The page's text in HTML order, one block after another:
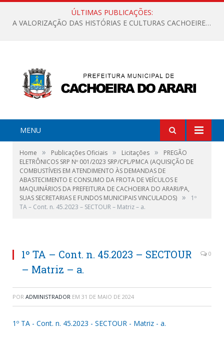
ÚLTIMAS PUBLICAÇÕES:
A VALORIZAÇÃO DAS HISTÓRIAS E CULTURAS CACHOEIRENSES
MENU
Home » Publicações Oficiais » Licitações »
PREGÃO
ELETRÔNICOS SRP Nº 001/2023 SRP/CPL/PMCA (AQUISIÇÃO DE
COMBUSTÍVEIS EM ATENDIMENTO ÀS DEMANDAS DE
ABASTECIMENTO E CONSUMO DA FROTA DE VEÍCULOS E
MAQUINÁRIOS DA PREFEITURA DE CACHOEIRA DO ARARI/PA,
SUAS SECRETARIAS E FUNDOS MUNICIPAIS VINCULADOS) »
1º
TA – Cont. n. 45.2023 – SECTOUR – Matriz – a.
1º TA – Cont. n. 45.2023 – SECTOUR
– Matriz – a.
0
POR ADMINISTRADOR EM 31 DE MAIO DE 2024
1º TA - Cont. n. 45.2023 - SECTOUR - Matriz - a.